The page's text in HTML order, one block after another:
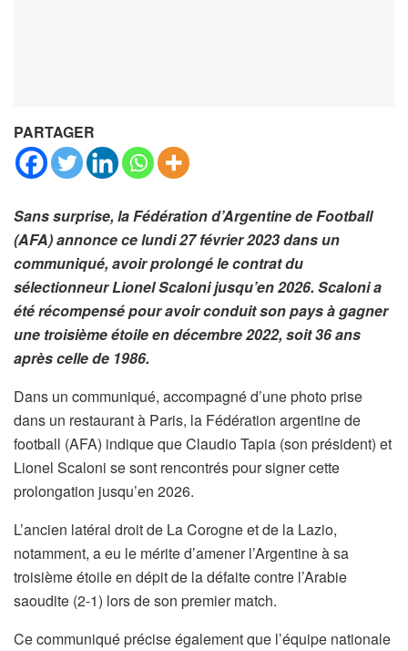
PARTAGER
Sans surprise, la Fédération d’Argentine de Football
(AFA) annonce ce lundi 27 février 2023 dans un
communiqué, avoir prolongé le contrat du
sélectionneur Lionel Scaloni jusqu’en 2026. Scaloni a
été récompensé pour avoir conduit son pays à gagner
une troisième étoile en décembre 2022, soit 36 ans
après celle de 1986.
Dans un communiqué, accompagné d’une photo prise
dans un restaurant à Paris, la Fédération argentine de
football (AFA) indique que Claudio Tapia (son président) et
Lionel Scaloni se sont rencontrés pour signer cette
prolongation jusqu’en 2026.
L’ancien latéral droit de La Corogne et de la Lazio,
notamment, a eu le mérite d’amener l’Argentine à sa
troisième étoile en dépit de la défaite contre l’Arabie
saoudite (2-1) lors de son premier match.
Ce communiqué précise également que l’équipe nationale